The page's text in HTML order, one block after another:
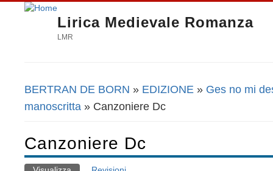
Lirica Medievale Romanza
LMR
Tu sei qui
BERTRAN DE BORN » EDIZIONE » Ges no mi
manoscritta » Canzoniere Dc
Canzoniere Dc